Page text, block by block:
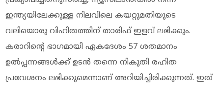
ഇന്ത്യയിലേക്കുള്ള നിലവിലെ കയറ്റുമതിയുടെ
വലിയൊരു വിഹിതത്തിന് താരിഫ് ഇളവ് ലഭിക്കും.
കരാറിന്റെ ഭാഗമായി ഏകദേശം 57 ശതമാനം
ഉൽപ്പന്നങ്ങൾക്ക് ഉടൻ തന്നെ നികുതി രഹിത
പ്രവേശനം ലഭിക്കുമെന്നാണ് അറിയിച്ചിരിക്കുന്നത്. ഇത്